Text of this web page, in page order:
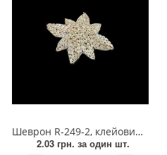
Шеврон R-249-2, клейовий, сітка, квітка-бісер веселка, каміння
2.03 грн. за один шт.